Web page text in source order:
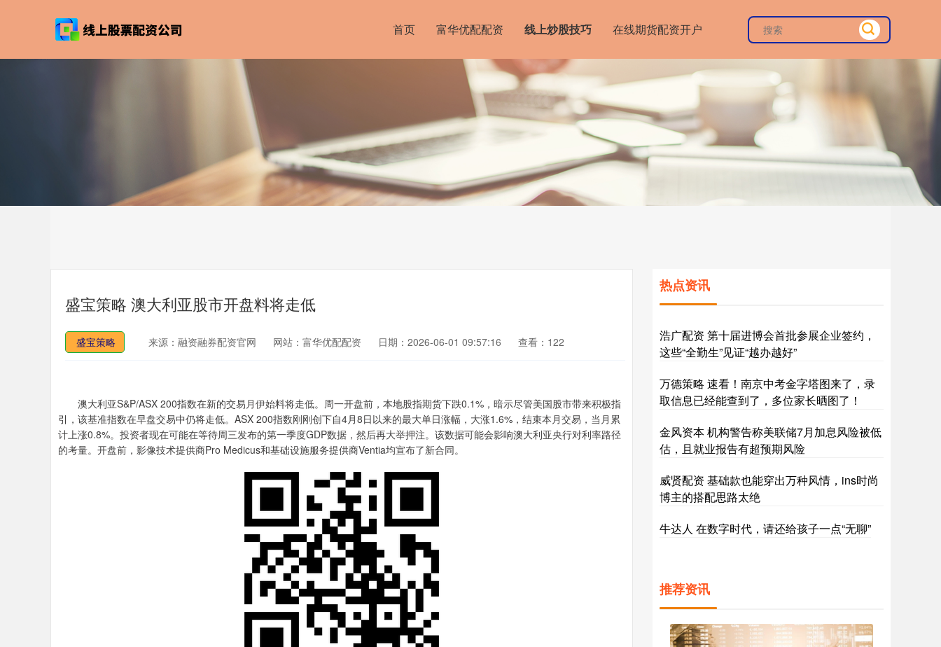
首页 富华优配配资 线上炒股技巧 在线期货配资开户
盛宝策略 澳大利亚股市开盘料将走低
盛宝策略 来源：融资融券配资官网 网站：富华优配配资 日期：2026-06-01 09:57:16 查看：122
澳大利亚S&P/ASX 200指数在新的交易月伊始料将走低。周一开盘前，本地股指期货下跌0.1%，暗示尽管美国股市带来积极指
引，该基准指数在早盘交易中仍将走低。ASX 200指数刚刚创下自4月8日以来的最大单日涨幅，大涨1.6%，结束本月交易，当月累
计上涨0.8%。投资者现在可能在等待周三发布的第一季度GDP数据，然后再大举押注。该数据可能会影响澳大利亚央行对利率路径
的考量。开盘前，影像技术提供商Pro Medicus和基础设施服务提供商Ventia均宣布了新合同。
热点资讯
浩广配资 第十届进博会首批参展企业签约，
这些“全勤生”见证“越办越好”
万德策略 速看！南京中考金字塔图来了，录
取信息已经能查到了，多位家长晒图了！
金风资本 机构警告称美联储7月加息风险被低
估，且就业报告有超预期风险
威贤配资 基础款也能穿出万种风情，ins时尚
博主的搭配思路太绝
牛达人 在数字时代，请还给孩子一点“无聊”
推荐资讯